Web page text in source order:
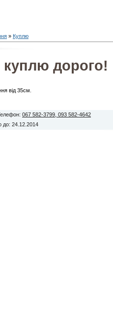
» Куплю
куплю дорого!
від 35см.
: 067 582-3799, 093 582-4642
до: 24.12.2014